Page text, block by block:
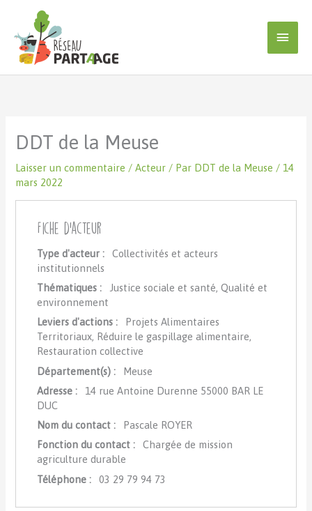
contenu
DDT de la Meuse
Laisser un commentaire /Acteur / Par DDT de la Meuse / 14
mars 2022
Fiche d'acteur
Type d'acteur :
Collectivités et acteurs
institutionnels
Thématiques :
Justice sociale et santé, Qualité et
environnement
Leviers d'actions :
Projets Alimentaires
Territoriaux, Réduire le gaspillage alimentaire,
Restauration collective
Département(s) :
Meuse
Adresse :
14 rue Antoine Durenne 55000 BAR LE
DUC
Nom du contact :
Pascale ROYER
Fonction du contact :
Chargée de mission
agriculture durable
Téléphone :
03 29 79 94 73